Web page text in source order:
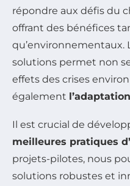
répondre aux défis du
offrant des bénéfices
qu’environnementaux.
solutions permet non
effets des crises
également
Il est crucial de
meilleures pratiques
projets-pilotes, nous
solutions robustes et